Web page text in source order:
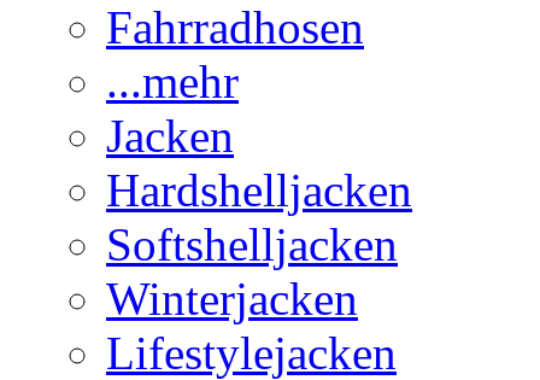
Fahrradhosen
...mehr
Jacken
Hardshelljacken
Softshelljacken
Winterjacken
Lifestylejacken